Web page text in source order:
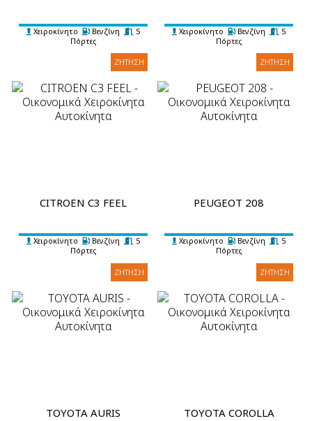
Χειροκίνητο Βενζίνη
5
Πόρτες
ΖΉΤΗΣΗ
Χειροκίνητο Βενζίνη
5
Πόρτες
ΖΉΤΗΣΗ
CITROEN C3 FEEL
Χειροκίνητο Βενζίνη
5
Πόρτες
ΖΉΤΗΣΗ
PEUGEOT 208
Χειροκίνητο Βενζίνη
5
Πόρτες
ΖΉΤΗΣΗ
TOYOTA AURIS TOYOTA COROLLA